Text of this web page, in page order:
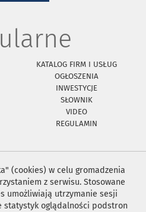
KATALOG FIRM I USŁUG
OGŁOSZENIA
INWESTYCJE
SŁOWNIK
VIDEO
REGULAMIN
(cookies) w celu gromadzenia
z serwisu. Stosowane
umożliwiają utrzymanie sesji
statystyk oglądalności podstron